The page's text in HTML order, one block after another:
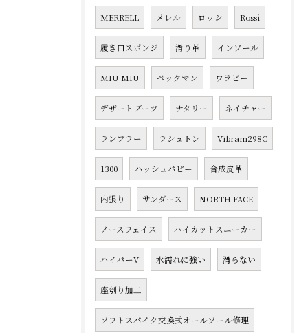
MERRELL メレル ロッシ Rossi
履き口スポンジ 滑り革 インソール
MIU MIU ベックマン ワラビー
デザートブーツ ナタリー ネイチャー
ランブラー ラシュトン Vibram298C
1300 ハッシュパピー 合成皮革
内張り サンダース NORTH FACE
ノースフェイス ハイカットスニーカー
ハイパーV 水濡れに強い 滑らない
座刳り加工
ソフトスパイク交換式オールソール修理